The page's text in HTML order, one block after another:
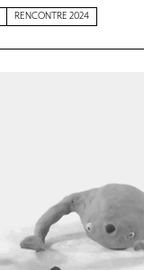
RENCONTRE 2024